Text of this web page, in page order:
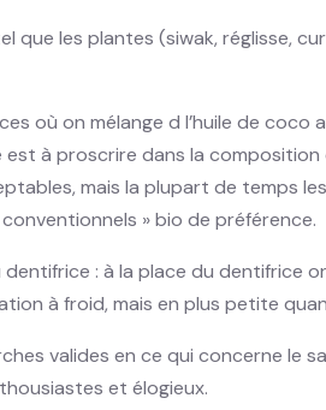
que les plantes (siwak, réglisse,
où on mélange d l’huile de
à proscrire dans la
mais la plupart de temps
» bio de préférence.
: à la place du dentifrice
à froid, mais en plus petite
valides en ce qui concerne le
et élogieux.